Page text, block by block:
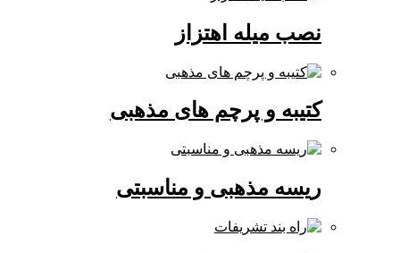
نصب میله اهتزاز
کتیبه و پرچم های مذهبی
ریسه مذهبی و مناسبتی